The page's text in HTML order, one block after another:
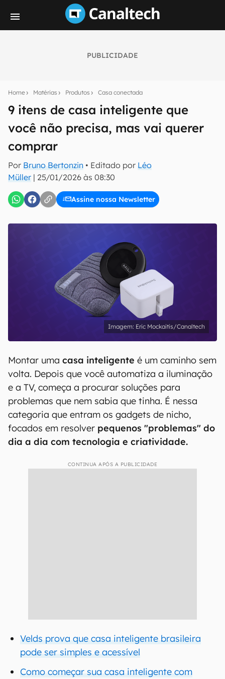
PUBLICIDADE
Home Matérias Produtos Casa conectada
9 itens de casa inteligente que
você não precisa, mas vai querer
comprar
Por Bruno Bertonzin • Editado por Léo
Müller | 25/01/2026 às 08:30
Assine nossa Newsletter
notícias e reviews sobre tecnologia em primeira
mão.
E-mail
inscreva-se
Confirmo que li, aceito e concordo com os Termos de
Uso e Política de Privacidade do Canaltech.
Eric Mockaitis/Canaltech
Montar uma casa inteligente é um caminho sem
volta. Depois que você automatiza a iluminação
e a TV, começa a procurar soluções para
problemas que nem sabia que tinha. É nessa
categoria que entram os gadgets de nicho,
focados em resolver pequenos "problemas" do
dia a dia com tecnologia e criatividade.
CONTINUA APÓS A PUBLICIDADE
Velds prova que casa inteligente brasileira
pode ser simples e acessível
Como começar sua casa inteligente com